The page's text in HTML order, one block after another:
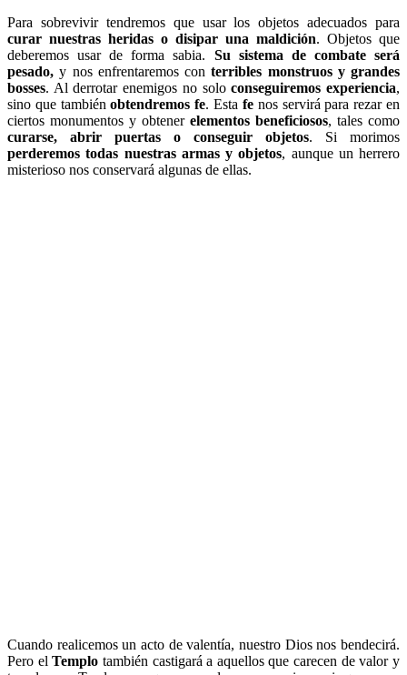
Para sobrevivir tendremos que usar los objetos adecuados para
curar nuestras heridas o disipar una maldición. Objetos que
deberemos usar de forma sabia. Su sistema de combate será
pesado, y nos enfrentaremos conterribles monstruos y grandes
bosses. Al derrotar enemigos no soloconseguiremos experiencia,
sino que tambiénobtendremos fe. Esta fenos servirá para rezar en
ciertos monumentos y obtener elementos beneficiosos, tales como
curarse, abrir puertas o conseguir objetos. Si morimos
perderemos todas nuestras armas y objetos, aunque un herrero
misterioso nos conservará algunas de ellas.
Cuando realicemos un acto de valentía, nuestro Dios nos bendecirá.
Pero elTemplo también castigará a aquellos que carecen de valor y